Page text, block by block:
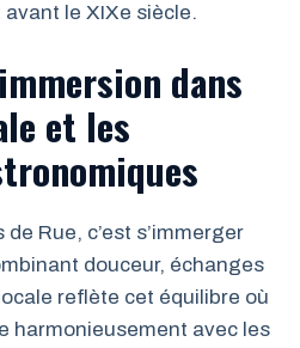
avant le XIXe siècle.
dans
et les
Rue, c’est s’immerger
douceur, échanges
reflète cet équilibre où
harmonieusement avec les